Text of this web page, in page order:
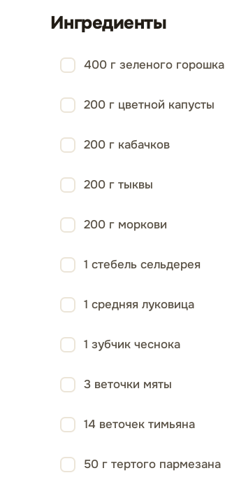
Ингредиенты
400 г зеленого горошка
200 г цветной капусты
200 г кабачков
200 г тыквы
200 г моркови
1 стебель сельдерея
1 средняя луковица
1 зубчик чеснока
3 веточки мяты
14 веточек тимьяна
50 г тертого пармезана